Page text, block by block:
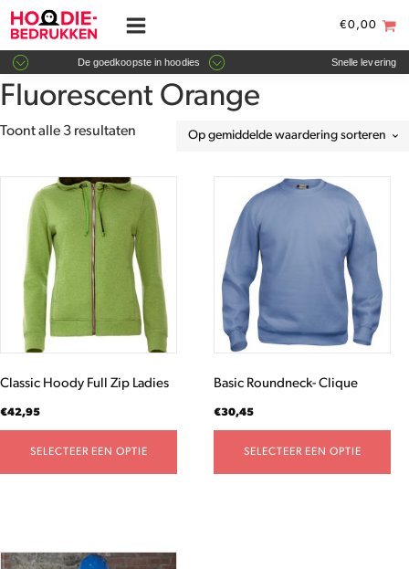
€0,00
De goedkoopste in hoodies Snelle levering
Fluorescent Orange
Toont alle 3 resultaten Gesorteerd
waardering
Classic Hoody Full Zip Ladies
€42,95
SELECTEER EEN OPTIE
product
heeft
meerdere
variaties.
Deze
optie
gekozen
op
de
Basic Roundneck- Clique
€30,45
SELECTEER EEN OPTIE
product
heeft
meerdere
variaties.
Deze
optie
kan
gekozen
op
de
Dit